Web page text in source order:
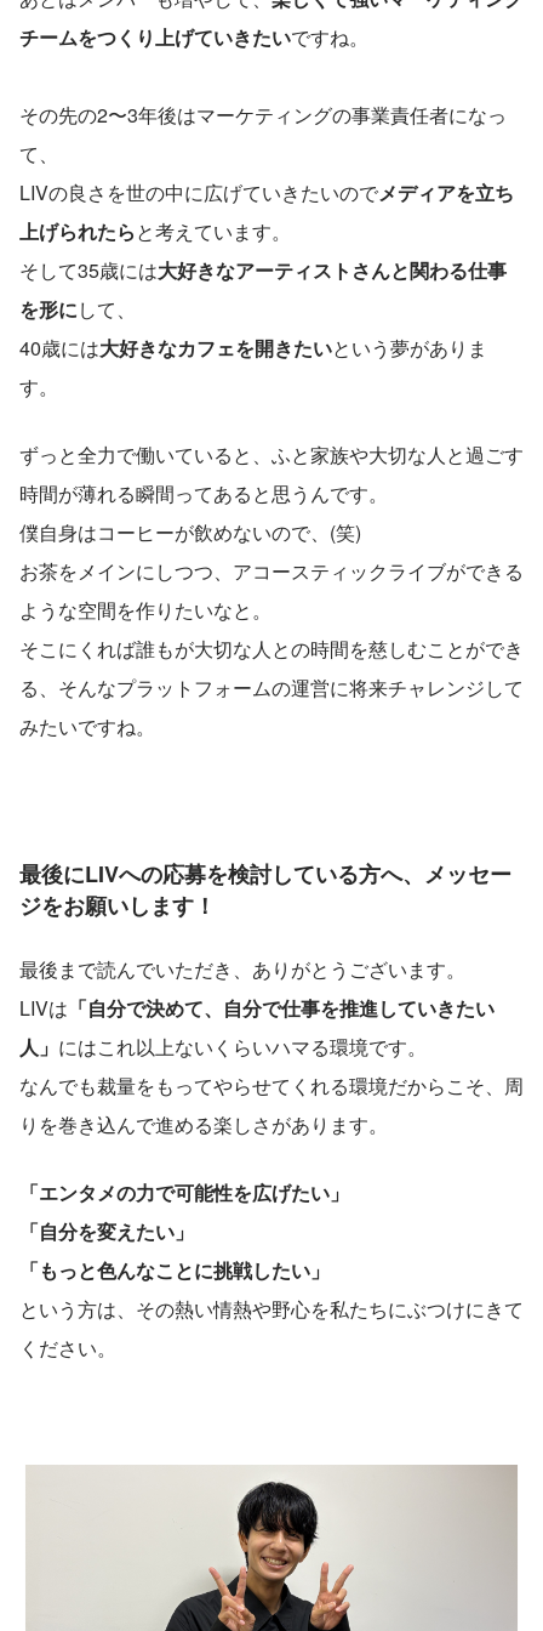
チームをつくり上げていきたいですね。
その先の2〜3年後はマーケティングの事業責任者になっ
て、
LIVの良さを世の中に広げていきたいのでメディアを立ち
上げられたらと考えています。
そして35歳には大好きなアーティストさんと関わる仕事
を形にして、
40歳には大好きなカフェを開きたいという夢がありま
す。
ずっと全力で働いていると、ふと家族や大切な人と過ごす
時間が薄れる瞬間ってあると思うんです。
僕自身はコーヒーが飲めないので、(笑)
お茶をメインにしつつ、アコースティックライブができる
ような空間を作りたいなと。
そこにくれば誰もが大切な人との時間を慈しむことができ
る、そんなプラットフォームの運営に将来チャレンジして
みたいですね。
最後にLIVへの応募を検討している方へ、メッセー
ジをお願いします！
最後まで読んでいただき、ありがとうございます。
LIVは 「自分で決めて、自分で仕事を推進していきたい
人」 にはこれ以上ないくらいハマる環境です。
なんでも裁量をもってやらせてくれる環境だからこそ、周
りを巻き込んで進める楽しさがあります。
「エンタメの力で可能性を広げたい」
「自分を変えたい」
「もっと色んなことに挑戦したい」
という方は、その熱い情熱や野心を私たちにぶつけにきて
ください。